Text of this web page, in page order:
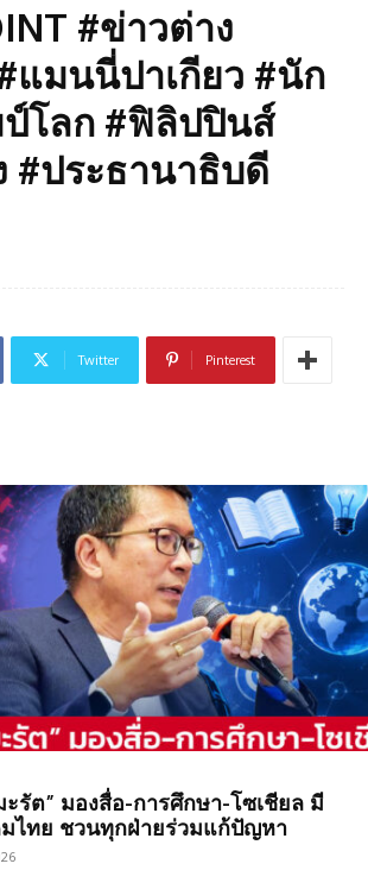
#ข่าวต่าง
แมนนี่ปาเกียว #นัก
โลก #ฟิลิปปินส์
#ประธานาธิบดี
Twitter Pinterest
รัต” มองสื่อ-การศึกษา-โซเชียล มี
ไทย ชวนทุกฝ่ายร่วมแก้ปัญหา